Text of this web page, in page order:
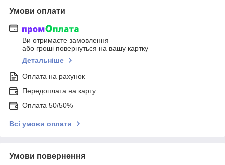
Умови оплати
Ви отримаєте замовлення
або гроші повернуться на вашу картку
Детальніше
Оплата на рахунок
Передоплата на карту
Оплата 50/50%
Всі умови оплати
Умови повернення